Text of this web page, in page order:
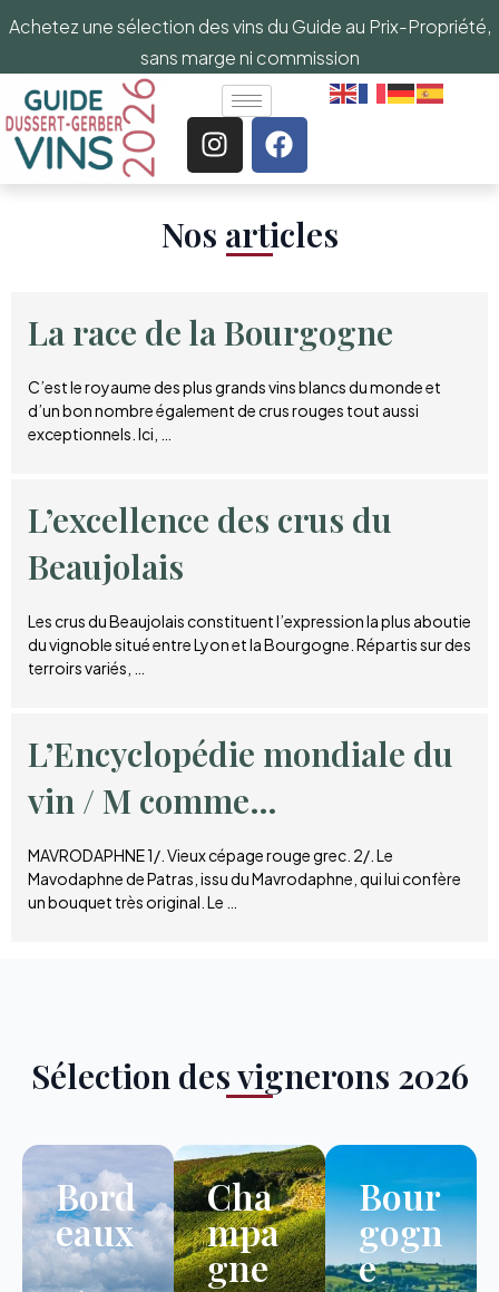
Achetez une sélection des vins du Guide au Prix-Propriété,
sans marge ni commission
Nos articles​
La race de la Bourgogne
C’est le royaume des plus grands vins blancs du monde et
d’un bon nombre également de crus rouges tout aussi
exceptionnels. Ici, …
L’excellence des crus du
Beaujolais
Les crus du Beaujolais constituent l’expression la plus aboutie
du vignoble situé entre Lyon et la Bourgogne. Répartis sur des
terroirs variés, …
L’Encyclopédie mondiale du
vin / M comme…
MAVRODAPHNE 1/. Vieux cépage rouge grec. 2/. Le
Mavodaphne de Patras, issu du Mavrodaphne, qui lui confère
un bouquet très original. Le …
Sélection des vignerons 2026
Bord
eaux
Cha
mpa
gne
Bour
gogn
e